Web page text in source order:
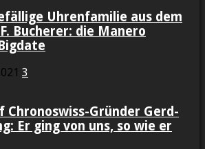
Uhrenfamilie aus dem
Bucherer: die Manero
3
Chronoswiss-Gründer Gerd-
Er ging von uns, so wie er